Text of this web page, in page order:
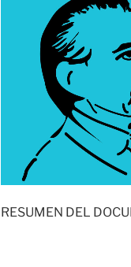
RESUMEN DEL